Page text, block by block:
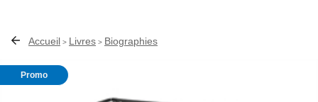
Accueil > Livres > Biographies
Promo